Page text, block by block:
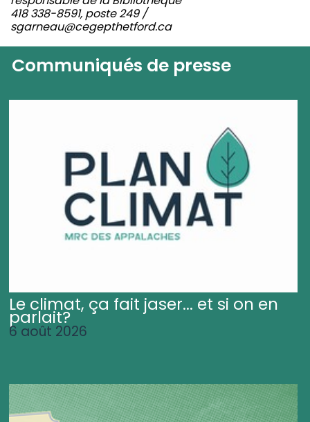
418 338-8591, poste 249 /
sgarneau@cegepthetford.ca
Communiqués de presse
Le climat, ça fait jaser... et si on en
parlait?
6 août 2026